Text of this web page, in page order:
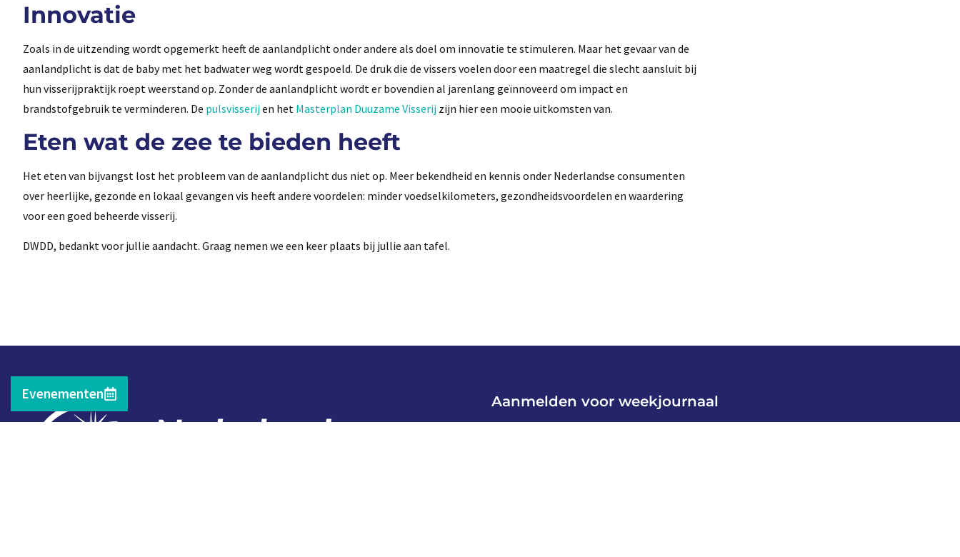
Innovatie
Zoals in de uitzending wordt opgemerkt heeft de aanlandplicht onder andere als doel om innovatie te stimuleren. Maar het gevaar van de
aanlandplicht is dat de baby met het badwater weg wordt gespoeld. De druk die de vissers voelen door een maatregel die slecht aansluit bij
hun visserijpraktijk roept weerstand op. Zonder de aanlandplicht wordt er bovendien al jarenlang geïnnoveerd om impact en
brandstofgebruik te verminderen. De pulsvisserijen het Masterplan Duuzame Visserij zijn hier een mooie uitkomsten van.
Eten wat de zee te bieden heeft
Het eten van bijvangst lost het probleem van de aanlandplicht dus niet op. Meer bekendheid en kennis onder Nederlandse consumenten
over heerlijke, gezonde en lokaal gevangen vis heeft andere voordelen: minder voedselkilometers, gezondheidsvoordelen en waardering
voor een goed beheerde visserij.
DWDD, bedankt voor jullie aandacht. Graag nemen we een keer plaats bij jullie aan tafel.
Evenementen Aanmelden voor weekjournaal